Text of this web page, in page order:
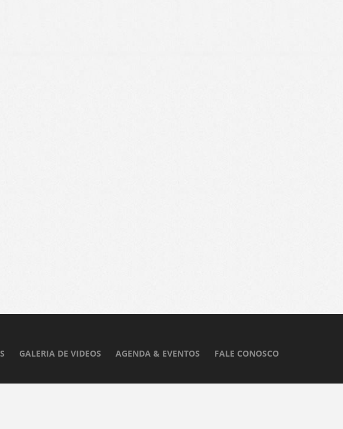
GALERIA DE VIDEOS AGENDA & EVENTOS FALE CONOSCO